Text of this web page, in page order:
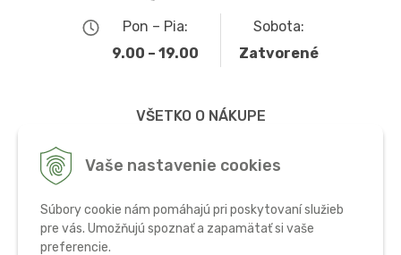
Vaše nastavenie cookies
Súbory cookie nám pomáhajú pri poskytovaní služieb
pre vás. Umožňujú spoznať a zapamätať si vaše
preferencie.
Pon – Pia:
9.00 – 19.00
Sobota:
Zatvorené
VŠETKO O NÁKUPE
Ochrana osobných údajov